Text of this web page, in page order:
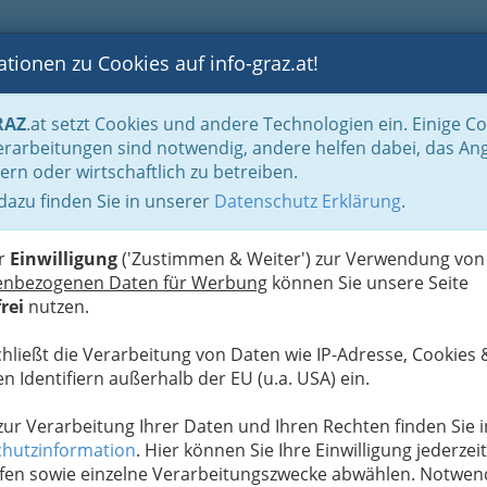
BLOGS FOTOS GASTRONOMIE BRANCHEN
zu Cookies auf info-graz.at!
.at setzt Cookies und andere Technologien ein. Einige
sind notwendig, andere helfen dabei, das
oder wirtschaftlich zu betreiben.
finden Sie in unserer Datenschutz Erklärung.
Einwilligung('Zustimmen & Weiter') zur Verwendung von
Daten für Werbung können Sie unsere Seite
nutzen.
die Verarbeitung von Daten wie IP-Adresse, Cookies
Identifiern außerhalb der EU (u.a. USA) ein.
Verarbeitung Ihrer Daten und Ihren Rechten finden Sie
. Hier können Sie Ihre Einwilligung jederzeit
sowie einzelne Verarbeitungszwecke abwählen.
Spielautomaten für ihr Wohnzimmer mieten
verschiedenster Art finden in dieser Kategorie
bis zu Wettbüros reicht der weite
Rubriken rechts.
Alle Bezirke